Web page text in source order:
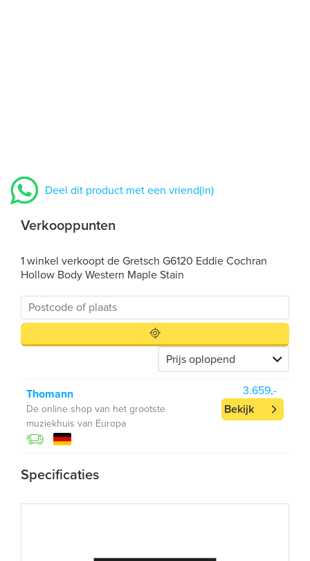
Deel dit product met een vriend(in)
Verkooppunten
1 winkel verkoopt de Gretsch G6120 Eddie Cochran
Hollow Body Western Maple Stain
Thomann
De online shop van het grootste
muziekhuis van Europa
3.659,-
Bekijk
Specificaties